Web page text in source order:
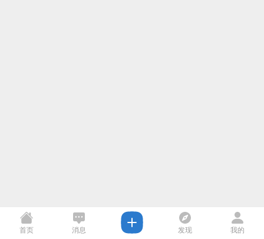
首页 消息 发现 我的